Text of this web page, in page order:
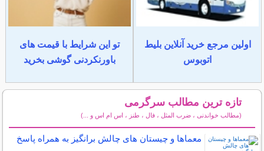
اولین مرجع خرید آنلاین بلیط
اتوبوس
تو این شرایط با قیمت های
باورنکردنی گوشی بخرید
تازه ترین مطالب سرگرمی
(مطالب خواندنی ، ضرب المثل ، فال ، طنز ، اس ام اس و ...)
معماها و چیستان های چالش برانگیز به همراه پاسخ